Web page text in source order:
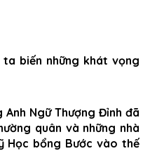
biến những khát vọng
Ngữ Thượng Đỉnh đã
quân và những nhà
Học bổng Bước vào thế